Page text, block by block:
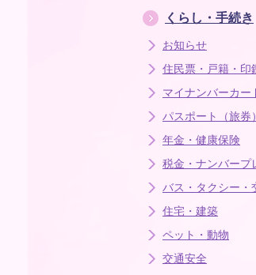
くらし・手続き
お知らせ
住民票・戸籍・印
マイナンバーカー
パスポート（旅券）
年金・健康保険
税金・ナンバープ
バス・タクシー・
住宅・建築
ペット・動物
交通安全